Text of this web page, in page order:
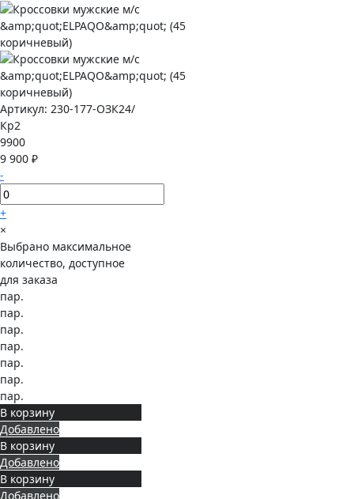
Артикул: 230-177-ОЗК24/
Кр2
9900
9 900 ₽
-
+
×
Выбрано максимальное
количество, доступное
для заказа
пар.
пар.
пар.
пар.
пар.
пар.
пар.
В корзину
Добавлено
В корзину
Добавлено
В корзину
Добавлено